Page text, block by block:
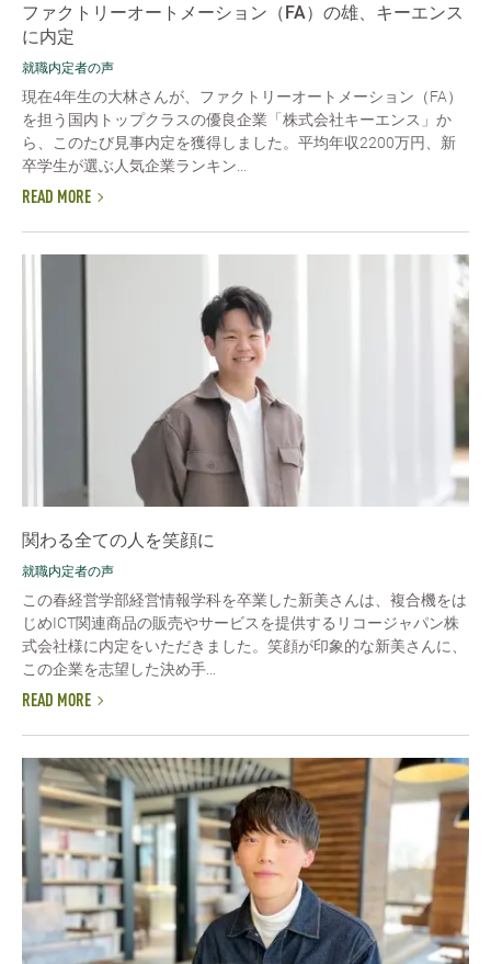
ファクトリーオートメーション（FA）の雄、キーエンス
に内定
就職内定者の声
現在4年生の大林さんが、ファクトリーオートメーション（FA）
を担う国内トップクラスの優良企業「株式会社キーエンス」か
ら、このたび見事内定を獲得しました。平均年収2200万円、新
卒学生が選ぶ人気企業ランキン...
READ MORE
関わる全ての人を笑顔に
就職内定者の声
この春経営学部経営情報学科を卒業した新美さんは、複合機をは
じめICT関連商品の販売やサービスを提供するリコージャパン株
式会社様に内定をいただきました。笑顔が印象的な新美さんに、
この企業を志望した決め手...
READ MORE